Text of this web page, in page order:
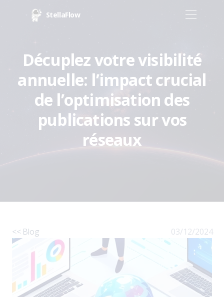
StellaFlow
Décuplez votre visibilité
annuelle: l’impact crucial
de l’optimisation des
publications sur vos
réseaux
<< Blog 03/12/2024